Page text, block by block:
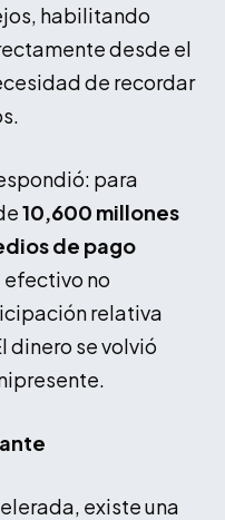
habilitando
desde el
de recordar
para
10,600 millones
de pago
efectivo no
relativa
dinero se volvió
existe una